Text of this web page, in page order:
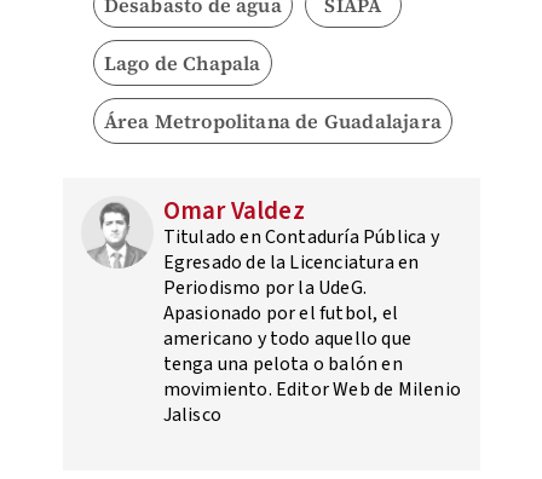
Lago de Chapala
Área Metropolitana de Guadalajara
Omar Valdez
Titulado en Contaduría Pública y
Egresado de la Licenciatura en
Periodismo por la UdeG.
Apasionado por el futbol, el
americano y todo aquello que
tenga una pelota o balón en
movimiento. Editor Web de Milenio
Jalisco